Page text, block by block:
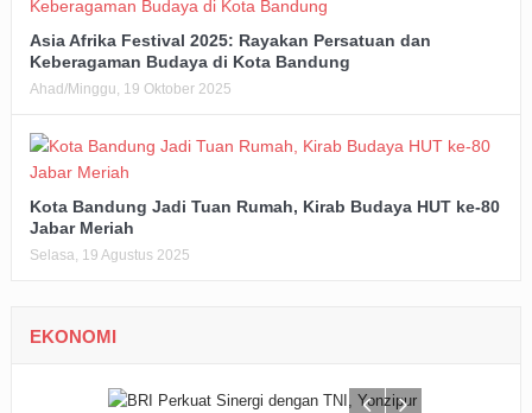
Asia Afrika Festival 2025: Rayakan Persatuan dan
Keberagaman Budaya di Kota Bandung
Ahad/Minggu, 19 Oktober 2025
Kota Bandung Jadi Tuan Rumah, Kirab Budaya HUT ke-80
Jabar Meriah
Selasa, 19 Agustus 2025
EKONOMI